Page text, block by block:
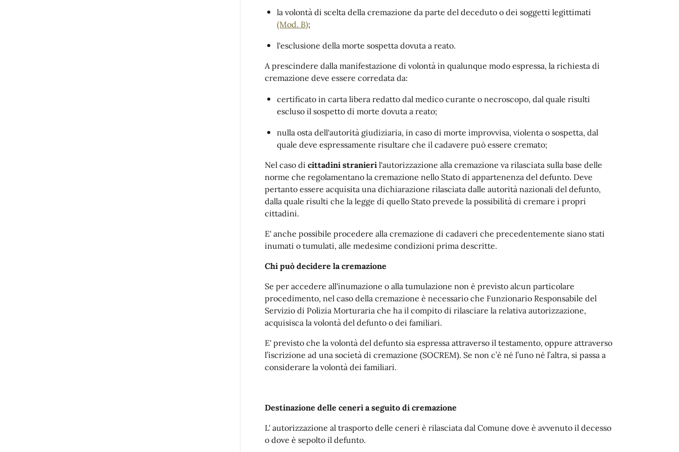
la volontà di scelta della cremazione da parte del deceduto o dei soggetti legittimati
(Mod. B);
l'esclusione della morte sospetta dovuta a reato.
A prescindere dalla manifestazione di volontà in qualunque modo espressa, la richiesta di
cremazione deve essere corredata da:
certificato in carta libera redatto dal medico curante o necroscopo, dal quale risulti
escluso il sospetto di morte dovuta a reato;
nulla osta dell'autorità giudiziaria, in caso di morte improvvisa, violenta o sospetta, dal
quale deve espressamente risultare che il cadavere può essere cremato;
Nel caso di cittadini stranieri l'autorizzazione alla cremazione va rilasciata sulla base delle
norme che regolamentano la cremazione nello Stato di appartenenza del defunto. Deve
pertanto essere acquisita una dichiarazione rilasciata dalle autorità nazionali del defunto,
dalla quale risulti che la legge di quello Stato prevede la possibilità di cremare i propri
cittadini.
E' anche possibile procedere alla cremazione di cadaveri che precedentemente siano stati
inumati o tumulati, alle medesime condizioni prima descritte.
Chi può decidere la cremazione
Se per accedere all'inumazione o alla tumulazione non è previsto alcun particolare
procedimento, nel caso della cremazione è necessario che Funzionario Responsabile del
Servizio di Polizia Morturaria che ha il compito di rilasciare la relativa autorizzazione,
acquisisca la volontà del defunto o dei familiari.
E' previsto che la volontà del defunto sia espressa attraverso il testamento, oppure attraverso
l’iscrizione ad una società di cremazione (SOCREM). Se non c’è né l’uno né l’altra, si passa a
considerare la volontà dei familiari.
Destinazione delle ceneri a seguito di cremazione
L' autorizzazione al trasporto delle ceneri è rilasciata dal Comune dove è avvenuto il decesso
o dove è sepolto il defunto.